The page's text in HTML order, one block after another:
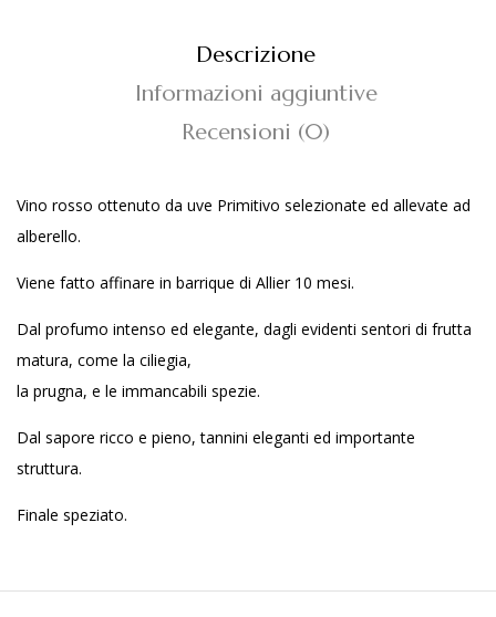
Descrizione
Informazioni aggiuntive
Recensioni (0)
Vino rosso ottenuto da uve Primitivo selezionate ed allevate ad
alberello.
Viene fatto affinare in barrique di Allier 10 mesi.
Dal profumo intenso ed elegante, dagli evidenti sentori di frutta
matura, come la ciliegia,
la prugna, e le immancabili spezie.
Dal sapore ricco e pieno, tannini eleganti ed importante
struttura.
Finale speziato.